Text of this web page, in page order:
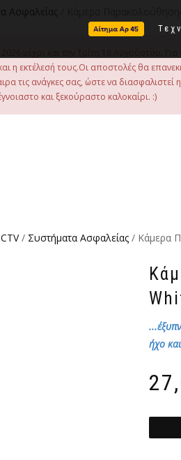
Ασφαλείας
η εκτέλεσή τους.Οι αποστολές θα
τις ανάγκες σας, ώστε να
και ξεκούραστο καλοκαίρι. :)
/ Συστήματα Ασφαλείας / Κάμερα
ήχο